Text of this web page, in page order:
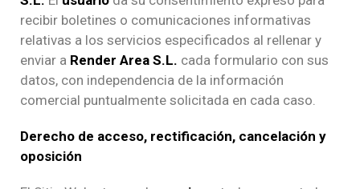
recibir boletines o comunicaciones informativas
relativas a los servicios especificados al rellenar y
enviar a Render Area S.L. cada formulario con sus
datos, con independencia de la información
comercial puntualmente solicitada en cada caso.
Derecho de acceso, rectificación, cancelación y
oposición